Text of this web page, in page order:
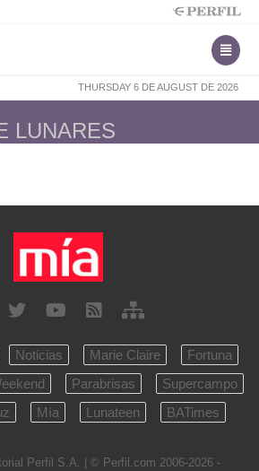
THURSDAY 6 DE AUGUST DE 2026
LUNARES
Noticias Marie Claire
Fortuna
Parabrisas
Supercampo
Mía Lunateen BATimes
Perfil S.A. | © Perfil.com 2006-2026 -